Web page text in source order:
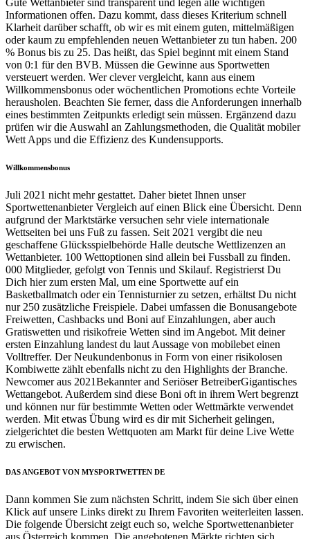
Gute Wettanbieter sind transparent und legen alle wichtigen
Informationen offen. Dazu kommt, dass dieses Kriterium schnell
Klarheit darüber schafft, ob wir es mit einem guten, mittelmäßigen
oder kaum zu empfehlenden neuen Wettanbieter zu tun haben. 200
% Bonus bis zu 25. Das heißt, das Spiel beginnt mit einem Stand
von 0:1 für den BVB. Müssen die Gewinne aus Sportwetten
versteuert werden. Wer clever vergleicht, kann aus einem
Willkommensbonus oder wöchentlichen Promotions echte Vorteile
herausholen. Beachten Sie ferner, dass die Anforderungen innerhalb
eines bestimmten Zeitpunkts erledigt sein müssen. Ergänzend dazu
prüfen wir die Auswahl an Zahlungsmethoden, die Qualität mobiler
Wett Apps und die Effizienz des Kundensupports.
Willkommensbonus
Juli 2021 nicht mehr gestattet. Daher bietet Ihnen unser
Sportwettenanbieter Vergleich auf einen Blick eine Übersicht. Denn
aufgrund der Marktstärke versuchen sehr viele internationale
Wettseiten bei uns Fuß zu fassen. Seit 2021 vergibt die neu
geschaffene Glücksspielbehörde Halle deutsche Wettlizenzen an
Wettanbieter. 100 Wettoptionen sind allein bei Fussball zu finden.
000 Mitglieder, gefolgt von Tennis und Skilauf. Registrierst Du
Dich hier zum ersten Mal, um eine Sportwette auf ein
Basketballmatch oder ein Tennisturnier zu setzen, erhältst Du nicht
nur 250 zusätzliche Freispiele. Dabei umfassen die Bonusangebote
Freiwetten, Cashbacks und Boni auf Einzahlungen, aber auch
Gratiswetten und risikofreie Wetten sind im Angebot. Mit deiner
ersten Einzahlung landest du laut Aussage von mobilebet einen
Volltreffer. Der Neukundenbonus in Form von einer risikolosen
Kombiwette zählt ebenfalls nicht zu den Highlights der Branche.
Newcomer aus 2021Bekannter and Seriöser BetreiberGigantisches
Wettangebot. Außerdem sind diese Boni oft in ihrem Wert begrenzt
und können nur für bestimmte Wetten oder Wettmärkte verwendet
werden. Mit etwas Übung wird es dir mit Sicherheit gelingen,
zielgerichtet die besten Wettquoten am Markt für deine Live Wette
zu erwischen.
DAS ANGEBOT VON MYSPORTWETTEN DE
Dann kommen Sie zum nächsten Schritt, indem Sie sich über einen
Klick auf unsere Links direkt zu Ihrem Favoriten weiterleiten lassen.
Die folgende Übersicht zeigt euch so, welche Sportwettenanbieter
aus Österreich kommen. Die angebotenen Märkte richten sich